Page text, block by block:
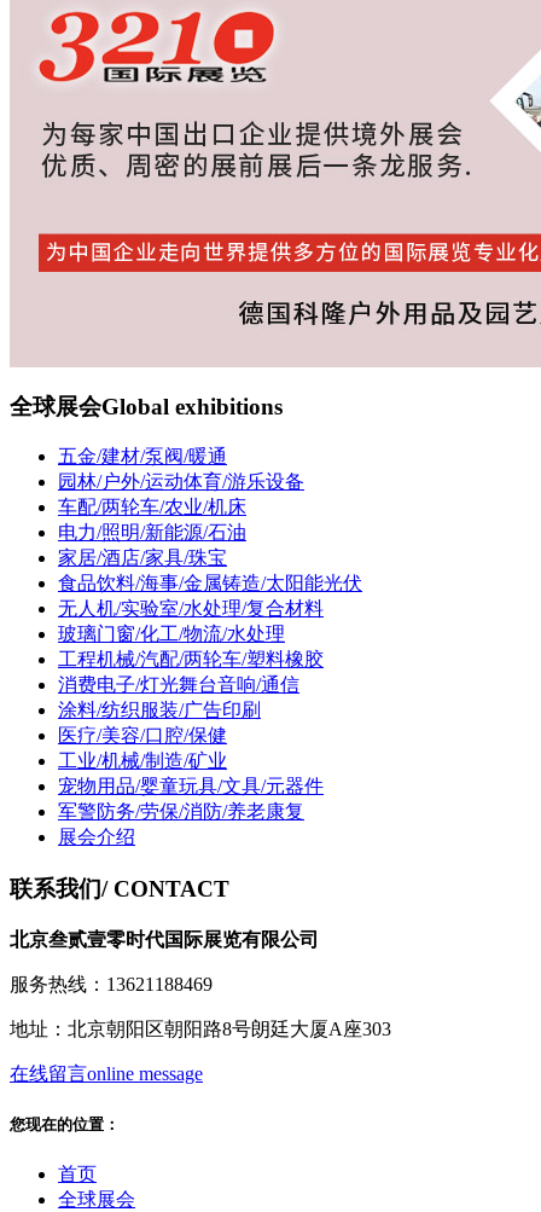
全球展会Global exhibitions
五金/建材/泵阀/暖通
园林/户外/运动体育/游乐设备
车配/两轮车/农业/机床
电力/照明/新能源/石油
家居/酒店/家具/珠宝
食品饮料/海事/金属铸造/太阳能光伏
无人机/实验室/水处理/复合材料
玻璃门窗/化工/物流/水处理
工程机械/汽配/两轮车/塑料橡胶
消费电子/灯光舞台音响/通信
涂料/纺织服装/广告印刷
医疗/美容/口腔/保健
工业/机械/制造/矿业
宠物用品/婴童玩具/文具/元器件
军警防务/劳保/消防/养老康复
展会介绍
联系我们/ CONTACT
北京叁贰壹零时代国际展览有限公司
服务热线：13621188469
地址：北京朝阳区朝阳路8号朗廷大厦A座303
在线留言online message
您现在的位置：
首页
全球展会